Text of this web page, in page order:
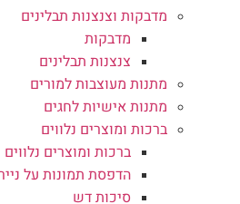
מדבקות וצנצנות תבלינים
מדבקות
צנצנות תבלינים
מתנות מעוצבות למורים
מתנות אישיות לחגים
ברכות ומוצרים נלווים
ברכות ומוצרים נלווים
הדפסת תמונות על נייר
סיכות דש